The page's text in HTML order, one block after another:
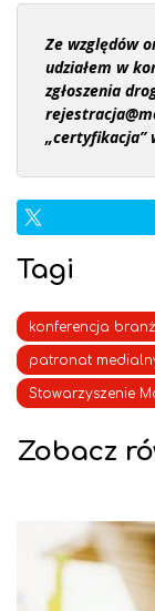
Ze względów
udziałem w
zgłoszenia
„certyfikacja”
Tagi
konferencja
patronat
Stowarzyszenie
Zobacz